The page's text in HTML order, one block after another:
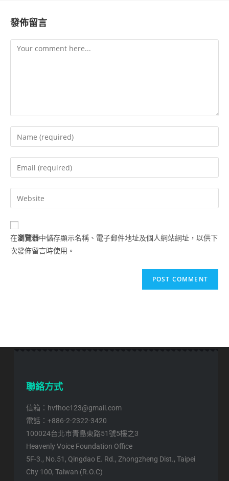
發佈留言
在瀏覽器中儲存顯示名稱、電子郵件地址及個人網站網址，以供下
次發佈留言時使用。
聯絡方式
信箱：hvfhoc123@gmail.com
電話：+886-2-2322-3420
100024台北市青島東路51號5樓之3
Heavenly Voice Foundation Office
5F-3., No.51, Qingdao E. Rd., Zhongzheng Dist., Taipei
City 100, Taiwan (R.O.C)